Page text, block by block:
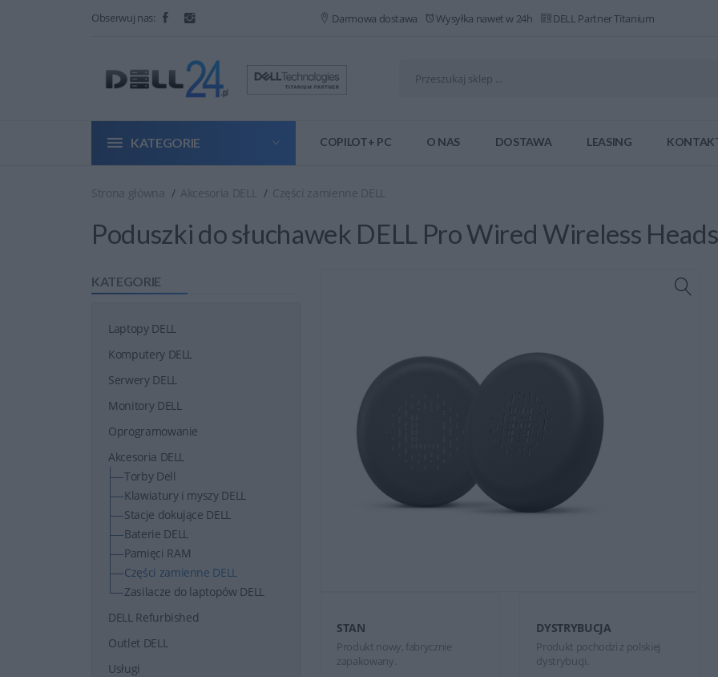
Obserwuj nas: Darmowa dostawa Wysyłka nawet w 24h DELL Partner Titanium
KATEGORIE COPILOT+ PC O NAS DOSTAWA LEASING
Strona główna Akcesoria DELL Części zamienne DELL
Poduszki do słuchawek DELL Pro Wired Wireless
KATEGORIE
Laptopy DELL
Komputery DELL
Serwery DELL
Monitory DELL
Oprogramowanie
Akcesoria DELL
Torby Dell
Klawiatury i myszy DELL
Stacje dokujące DELL
Baterie DELL
Pamięci RAM
Części zamienne DELL
Zasilacze do laptopów DELL
DELL Refurbished
Outlet DELL
Usługi
STAN
Produkt nowy, fabrycznie
zapakowany.
DYSTRYBUCJA
Produkt pochodzi z polskiej
dystrybucji.